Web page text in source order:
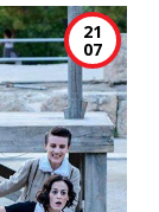
21
07